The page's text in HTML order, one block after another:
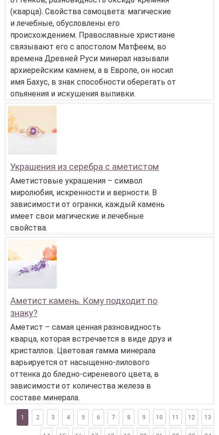
(кварца). Свойства самоцвета: магические
и лечебные, обусловлены его
происхождением. Православные христиане
связывают его с апостолом Матфеем, во
времена Древней Руси минерал называли
архиерейским камнем, а в Европе, он носил
имя Бахус, в знак способности оберегать от
опьянения и искушения выпивки.
Украшения из серебра с аметистом
Аметистовые украшения – символ
миролюбия, искренности и верности. В
зависимости от огранки, каждый камень
имеет свои магические и лечебные
свойства.
Аметист камень. Кому подходит по
знаку?
Аметист – самая ценная разновидность
кварца, которая встречается в виде друз и
кристаллов. Цветовая гамма минерала
варьируется от насыщенно-лилового
оттенка до бледно-сиреневого цвета, в
зависимости от количества железа в
составе минерала.
1 2 3 4 5 6 7 8 9 10 11 12 13